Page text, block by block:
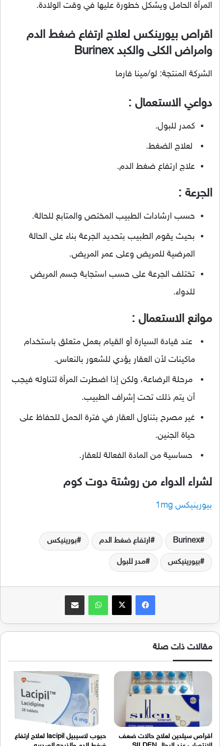
المرأة الحامل ويشكل خطورة عليها في وقت الولادة.
اقراص بيورينكس لعلاج ارتفاع ضغط الدم
وامراض الكلى والكبد Burinex
الشركة المنتجة: لو/مينا فارما
دواعي الاستعمال :
كمدر للبول.
لعلاج الضغط.
علاج ارتفاع ضغط الدم.
الجرعة :
حسب ارشادات الطبيب المختص والمتابع للحالة.
بحيث يقوم الطبيب بتحديد الجرعة بناء على الحالة
المرضية للمريض وعلى عمر المريض.
تختلف الجرعة على حسب استجابة جسم المريض
للدواء.
موانع الاستعمال :
عند قيادة السيارة أو القيام بعمل متعلق باستخدام
ماكينات لأن العقار يؤدي للشعور بالنعاس.
مرحلة الرضاعة، ولكن إذا اضطرت المرأة لتناوله فيجب
أن يتم ذلك تحت إشراف الطبيب.
غير مصرح بتناول العقار في فترة الحمل للحفاظ على
حياة الجنين.
حساسية من المادة الفعالة للعقار.
لشراء الدواء من روشتة دوت كوم
بيورينيكس 1mg
Burinex ارتفاع ضغط الدم بورينيكس
بيورينيكس مدر للبول
فيسبوك واتساب
مقالات ذات صلة
اقراص سيلدين لعلاج حالات ضعف
حبوب لاسيبيل lacipil لعلاج ارتفاع